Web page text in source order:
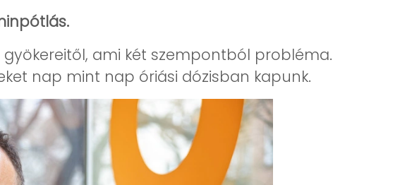
ami két szempontból probléma.
nap mint nap óriási dózisban kapunk.